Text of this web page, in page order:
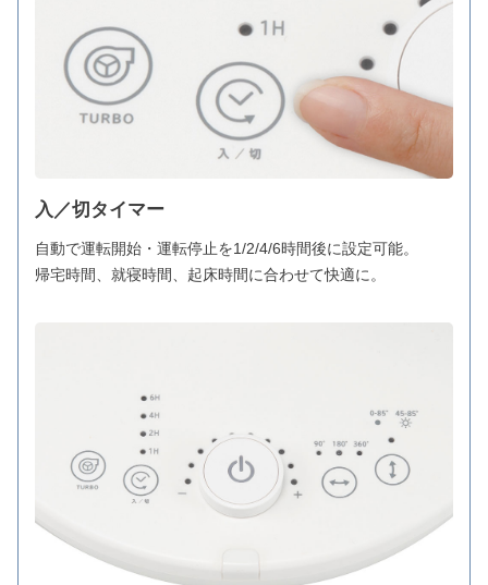
入／切タイマー
自動で運転開始・運転停止を1/2/4/6時間後に設定可能。
帰宅時間、就寝時間、起床時間に合わせて快適に。